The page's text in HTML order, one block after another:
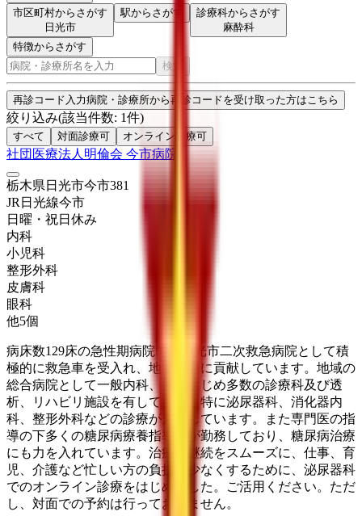
市区町村からさがす
日光市
駅からさがす
診療科からさがす
麻酔科
特徴からさがす
検索
再診コード入力病院・診療所から再診コードを受け取った方はこちら
絞り込み(該当件数: 1件)
すべて 対面診療可 オンライン診療可
社団医療法人明倫会 今市病院
栃木県日光市今市381
JR日光線今市
日曜・祝日 休み
内科
小児科
整形外科
皮膚科
眼科
他5個
病床数129床の急性期病院で、日光市二次救急病院として積
極的に救急車を受入れ、地域医療に貢献しています。地域の
総合病院として一般内科、外科はじめ多数の診療科及び透
析、リハビリ施設を有しており、特に泌尿器科、消化器内
科、整形外科などの診療が充実しています。また専門医の指
導の下多くの糖尿病療養指導士が勤務しており、糖尿病治療
にも力を入れています。治療の継続をスムーズに、仕事、育
児、介護など忙しい方の負担を少なくするために、泌尿器科
でのオンライン診療をはじめました。ご活用ください。ただ
し、対面での予約は行っておりません。